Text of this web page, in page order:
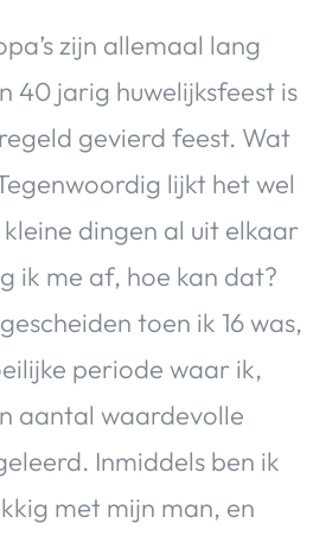
& Beauty Gadgets
Huis & Tuin
Travel
Lifestyle
zijn allemaal lang
40 jarig huwelijksfeest is
gevierd feest. Wat
lijkt het wel
dingen al uit elkaar
ik me af, hoe kan dat?
toen ik 16 was,
periode waar ik,
aantal waardevolle
Inmiddels ben ik
met mijn man, en